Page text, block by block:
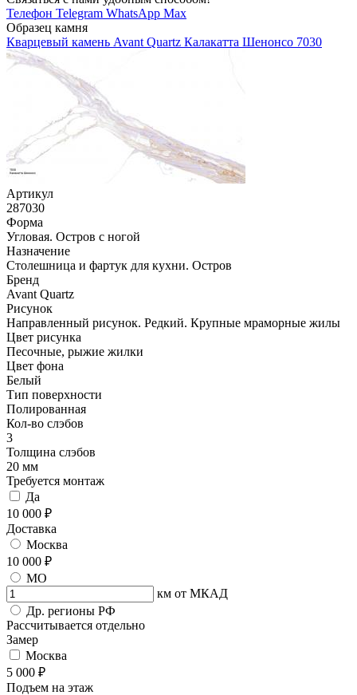
Телефон Telegram WhatsApp Max
Образец камня
Кварцевый камень Avant Quartz Калакатта Шенонсо 7030
Артикул
287030
Форма
Угловая. Остров с ногой
Назначение
Столешница и фартук для кухни. Остров
Бренд
Avant Quartz
Рисунок
Направленный рисунок. Редкий. Крупные мраморные жилы
Цвет рисунка
Песочные, рыжие жилки
Цвет фона
Белый
Тип поверхности
Полированная
Кол-во слэбов
3
Толщина слэбов
20 мм
Требуется монтаж
Да
10 000 ₽
Доставка
Москва
10 000 ₽
МО
км от МКАД
Др. регионы РФ
Рассчитывается отдельно
Замер
Москва
5 000 ₽
Подъем на этаж